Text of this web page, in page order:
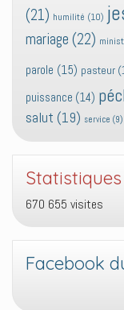
(21) humilité (10)
mariage (22)
parole (15) pasteur
puissance (14)
salut (19) service (9)
670 655 visites
Facebook